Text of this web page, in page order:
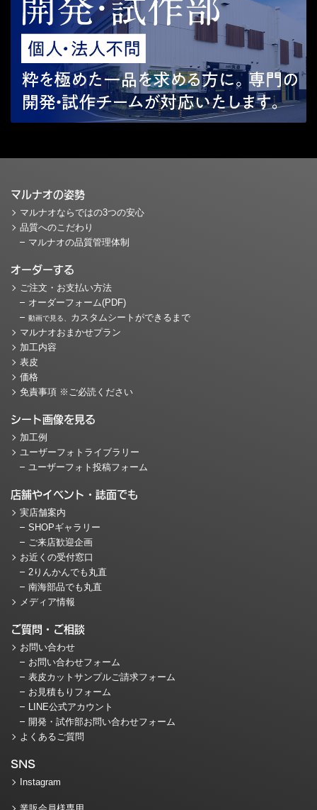
マルナオの姿勢
マルナオならではの3つの安心
品質へのこだわり
マルナオの品質管理体制
オーダーする
ご注文・お支払い方法
オーダーフォーム(PDF)
動画で見る、 カスタムシートができるまで
マルナオおまかせプラン
加工内容
表皮
価格
免責事項 ※ご必読ください
シート画像を見る
加工例
ユーザーフォトライブラリー
ユーザーフォト投稿フォーム
店舗やイベント・誌面でも
実店舗案内
SHOPギャラリー
ご来店歓迎企画
お近くの受付窓口
2りんかんでも丸直
南海部品でも丸直
メディア情報
ご質問・ご相談
お問い合わせ
お問い合わせフォーム
表皮カットサンプルご請求フォーム
お見積もりフォーム
LINE公式アカウント
開発・試作部お問い合わせフォーム
よくあるご質問
SNS
Instagram